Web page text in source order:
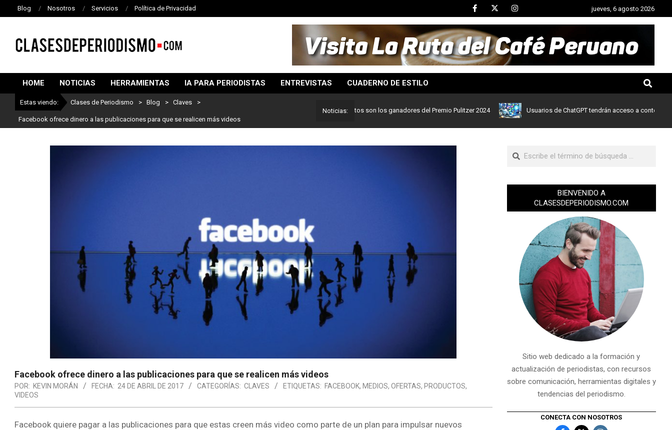
Blog Nosotros Servicios Política de Privacidad jueves, 6 agosto 2026
DE
PERIODISMO
HOME NOTICIAS HERRAMIENTAS IA PARA PERIODISTAS ENTREVISTAS CUADERNO DE ESTILO
Estas viendo: Clases de Periodismo > Blog > Claves >
Facebook ofrece dinero a las publicaciones para que se realicen más videos
Noticias:
Lo mejor del periodismo: Estos son los ganadores del Premio Pulitzer 2024 Usuarios de ChatGPT tendrán acceso a contenidos de
Facebook ofrece dinero a las publicaciones para que se realicen más videos
POR: KEVIN MORÁN FECHA: 24 DE ABRIL DE 2017 CATEGORÍAS: CLAVES ETIQUETAS: FACEBOOK, MEDIOS, OFERTAS, PRODUCTOS,
VIDEOS
Facebook quiere pagar a las publicaciones para que estas creen más video como parte de un plan para impulsar nuevos
BIENVENIDO A
CLASESDEPERIODISMO.COM
Sitio web dedicado a la formación y
actualización de periodistas, con recursos
sobre comunicación, herramientas digitales y
tendencias del periodismo.
CONECTA CON NOSOTROS